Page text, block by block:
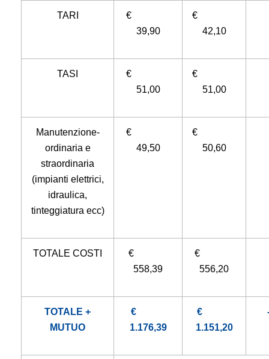
TARI
€
39,90
€
42,10
TASI
€
51,00
€
51,00
Manutenzione-
ordinaria e
straordinaria
(impianti elettrici,
idraulica,
tinteggiatura ecc)
€
49,50
€
50,60
TOTALE COSTI
€
558,39
€
556,20
TOTALE +
MUTUO
€
1.176,39
€
1.151,20